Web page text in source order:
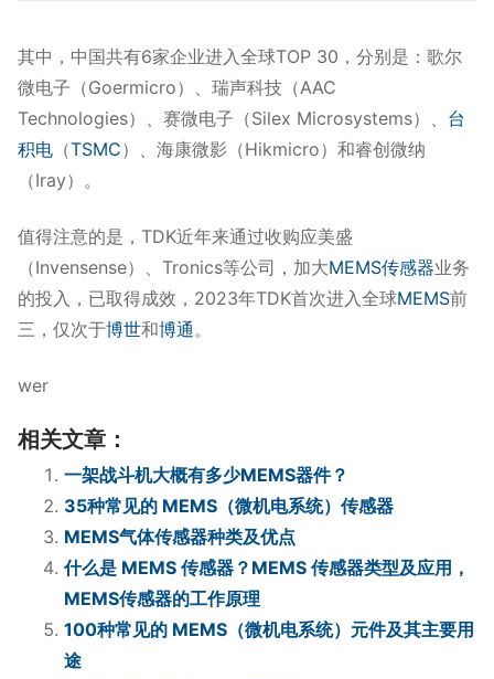
其中，中国共有6家企业进入全球TOP 30，分别是：歌尔
微电子（Goermicro）、瑞声科技（AAC
Technologies）、赛微电子（Silex Microsystems）、 台
积电 （TSMC）、海康微影（Hikmicro）和睿创微纳
（Iray）。
值得注意的是，TDK近年来通过收购应美盛
（Invensense）、Tronics等公司，加大MEMS传感器业务
的投入，已取得成效，2023年TDK首次进入全球MEMS前
三，仅次于博世和博通 。
wer
相关文章：
一架战斗机大概有多少MEMS器件？
35种常见的 MEMS（微机电系统）传感器
MEMS气体传感器种类及优点
什么是 MEMS 传感器？MEMS 传感器类型及应用，
MEMS传感器的工作原理
100种常见的 MEMS（微机电系统）元件及其主要用
途